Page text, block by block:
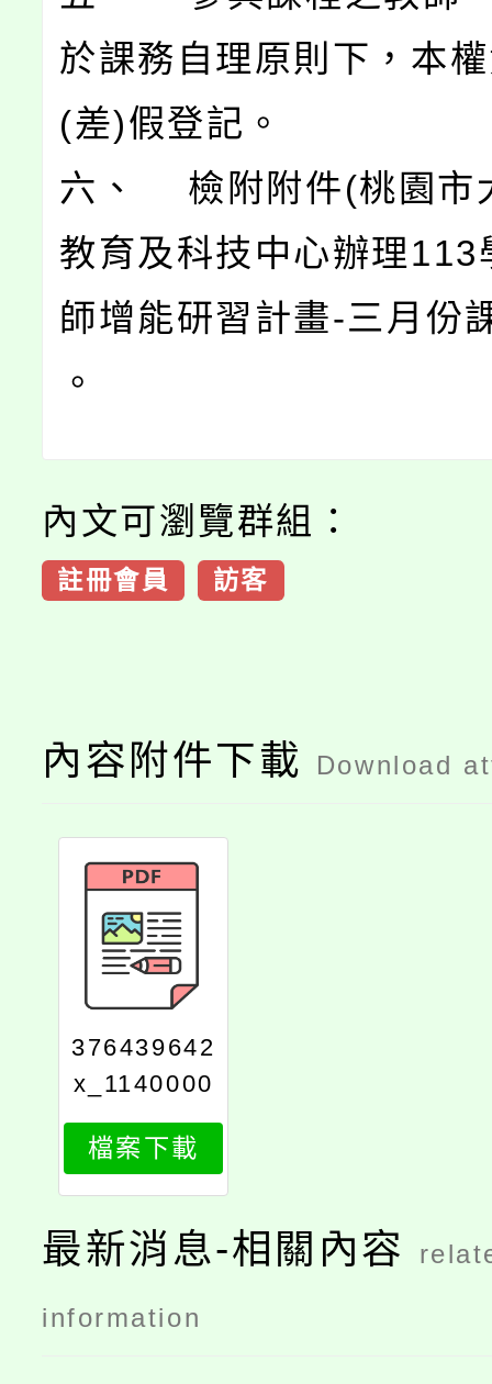
於課務自理原則下，本
(差)假登記。
六、 檢附附件(桃園市
教育及科技中心辦理113
師增能研習計畫-三月份
。
內文可瀏覽群組：
註冊會員 訪客
內容附件下載 Download
376439642
x_1140000
903_attach
1
檔案下載
最新消息-相關內容
information